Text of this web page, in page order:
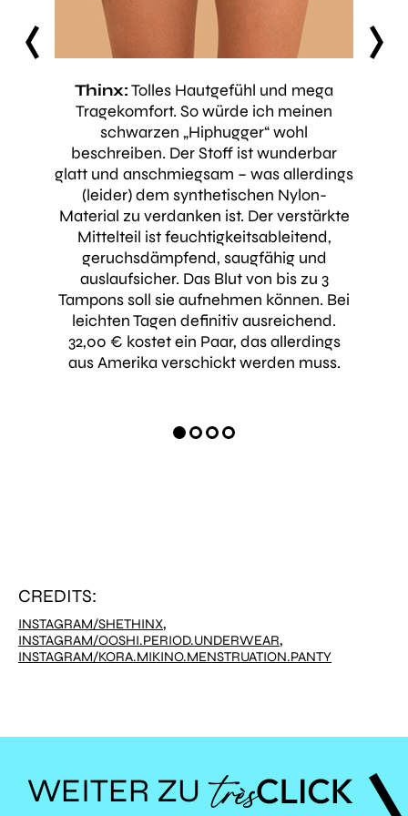
prev next
Thinx:Tolles Hautgefühl und mega
Tragekomfort. So würde ich meinen
schwarzen „Hiphugger“ wohl
beschreiben. Der Stoff ist wunderbar
glatt und anschmiegsam – was allerdings
(leider) dem synthetischen Nylon-
Material zu verdanken ist. Der verstärkte
Mittelteil ist feuchtigkeitsableitend,
geruchsdämpfend, saugfähig und
auslaufsicher. Das Blut von bis zu 3
Tampons soll sie aufnehmen können. Bei
leichten Tagen definitiv ausreichend.
32,00 € kostet ein Paar, das allerdings
aus Amerika verschickt werden muss.
CREDITS:
INSTAGRAM/SHETHINX,
INSTAGRAM/OOSHI.PERIOD.UNDERWEAR,
INSTAGRAM/KORA.MIKINO.MENSTRUATION.PANTY
WEITER ZU